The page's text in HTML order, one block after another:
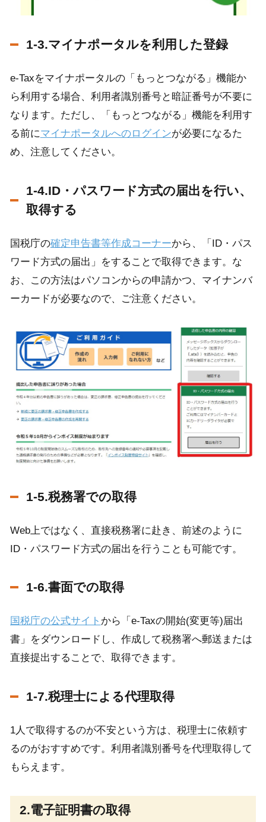
1-3.マイナポータルを利用した登録
e-Taxをマイナポータルの「もっとつながる」機能か
ら利用する場合、利用者識別番号と暗証番号が不要に
なります。ただし、「もっとつながる」機能を利用す
る前にマイナポータルへのログインが必要になるた
め、注意してください。
1-4.ID・パスワード方式の届出を行い、
取得する
国税庁の確定申告書等作成コーナーから、「ID・パス
ワード方式の届出」をすることで取得できます。な
お、この方法はパソコンからの申請かつ、マイナンバ
ーカードが必要なので、ご注意ください。
1-5.税務署での取得
Web上ではなく、直接税務署に赴き、前述のように
ID・パスワード方式の届出を行うことも可能です。
1-6.書面での取得
国税庁の公式サイト から「e-Taxの開始(変更等)届出
書」をダウンロードし、作成して税務署へ郵送または
直接提出することで、取得できます。
1-7.税理士による代理取得
1人で取得するのが不安という方は、税理士に依頼す
るのがおすすめです。利用者識別番号を代理取得して
もらえます。
2.電子証明書の取得